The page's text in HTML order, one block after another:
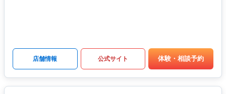
店舗情報 公式サイト 体験・相談予約